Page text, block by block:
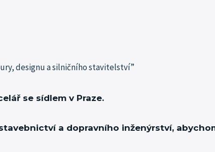
designu a silničního stavitelství”
se sídlem v Praze.
a dopravního inženýrství,